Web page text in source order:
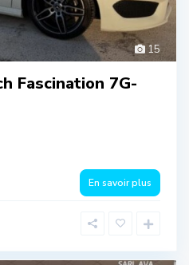
15
Fascination 7G-
En savoir plus